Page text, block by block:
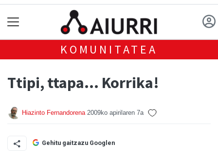
KOMUNITATEA
Ttipi, ttapa... Korrika!
Hiazinto Fernandorena 2009ko apirilaren 7a
Gehitu gaitzazu Googlen